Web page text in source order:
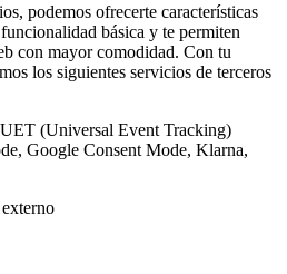
podemos ofrecerte características
básica y te permiten
con mayor comodidad. Con tu
los siguientes servicios de terceros
(Universal Event Tracking)
Google Consent Mode, Klarna,